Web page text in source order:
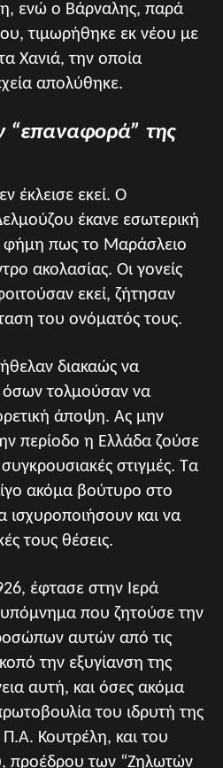
ενώ ο Βάρναλης, παρά
τιμωρήθηκε εκ νέου με
Χανιά, την οποία
απολύθηκε.
“επαναφορά” της
έκλεισε εκεί. Ο
έκανε εσωτερική
φήμη πως το Μαράσλειο
ακολασίας. Οι γονείς
εκεί, ζήτησαν
του ονόματός τους.
διακαώς να
όσων τολμούσαν να
άποψη. Ας μην
περίοδο η Ελλάδα ζούσε
στιγμές. Τα
ακόμα βούτυρο στο
και να
τους θέσεις.
έφτασε στην Ιερά
που ζητούσε την
αυτών από τις
την εξυγίανση της
αυτή, και όσες ακόμα
του ιδρυτή της
Π.Α. Κουτρέλη, και του
προέδρου των “Ζηλωτών